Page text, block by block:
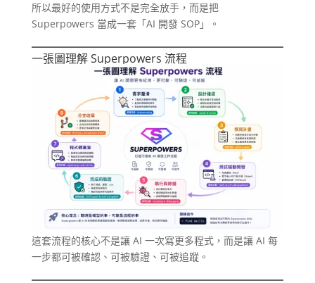
所以最好的使用方式不是完全放手，而是把
Superpowers 當成一套「AI 開發 SOP」。
一張圖理解 Superpowers 流程
這套流程的核心不是讓 AI 一次寫更多程式，而是讓 AI 每
一步都可被確認、可被驗證、可被追蹤。